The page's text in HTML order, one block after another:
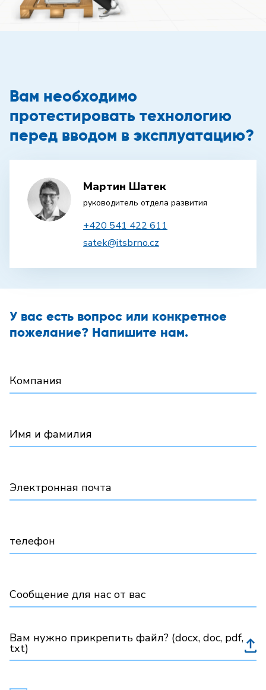
Вам необходимо
протестировать технологию
перед вводом в эксплуатацию?
Мартин Шатек
руководитель отдела развития
+420 541 422 611
satek@itsbrno.cz
У вас есть вопрос или конкретное
пожелание? Напишите нам.
Компания
Имя и фамилия
Электронная почта
телефон
Сообщение для нас от вас
Вам нужно прикрепить файл? (docx, doc, pdf,
txt)